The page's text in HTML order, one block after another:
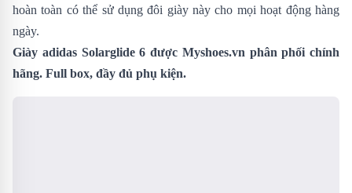
hoàn toàn có thể sử dụng đôi giày này cho mọi hoạt động hàng
ngày.
Giày adidas Solarglide 6 được Myshoes.vn phân phối chính
hãng. Full box, đầy đủ phụ kiện.